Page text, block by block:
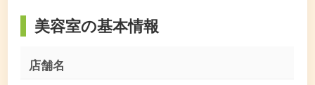
美容室の基本情報
店舗名